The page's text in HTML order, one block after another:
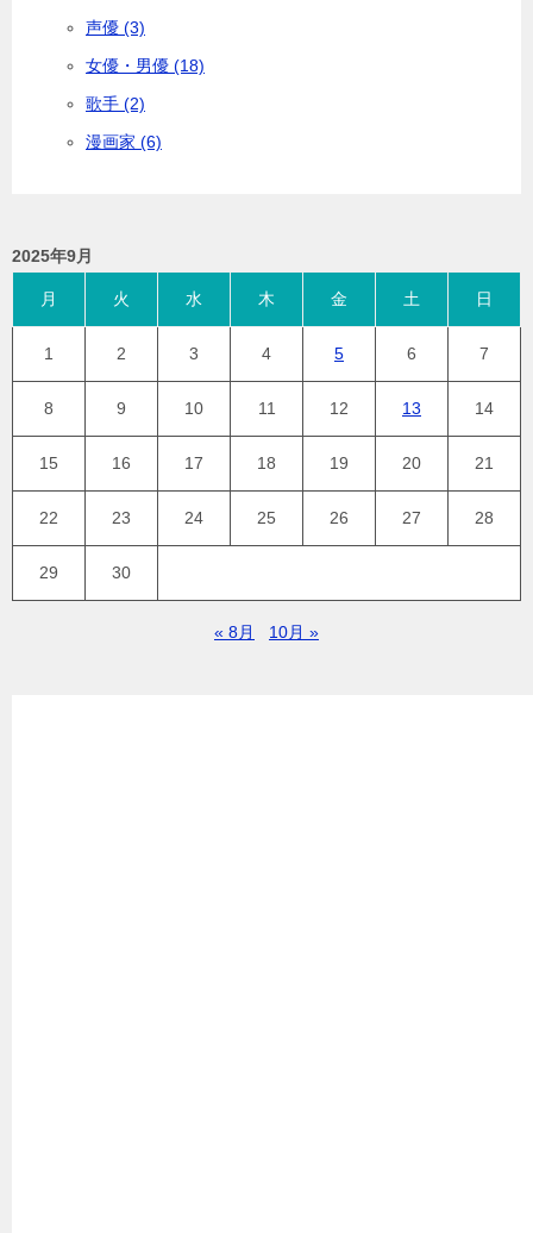
声優 (3)
女優・男優 (18)
歌手 (2)
漫画家 (6)
2025年9月
月 火 水 木 金 土 日
1 2 3 4 5 6 7
8 9 10 11 12 13 14
15 16 17 18 19 20 21
22 23 24 25 26 27 28
29 30
« 8月 10月 »